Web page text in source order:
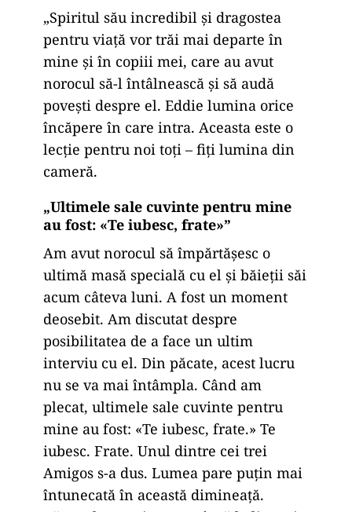
„Spiritul său incredibil și dragostea
pentru viață vor trăi mai departe în
mine și în copiii mei, care au avut
norocul să-l întâlnească și să audă
povești despre el. Eddie lumina orice
încăpere în care intra. Aceasta este o
lecție pentru noi toți – fiți lumina din
cameră.
„Ultimele sale cuvinte pentru mine
au fost: «Te iubesc, frate»”
Am avut norocul să împărtășesc o
ultimă masă specială cu el și băieții săi
acum câteva luni. A fost un moment
deosebit. Am discutat despre
posibilitatea de a face un ultim
interviu cu el. Din păcate, acest lucru
nu se va mai întâmpla. Când am
plecat, ultimele sale cuvinte pentru
mine au fost: «Te iubesc, frate.» Te
iubesc. Frate. Unul dintre cei trei
Amigos s-a dus. Lumea pare puțin mai
întunecată în această dimineață.